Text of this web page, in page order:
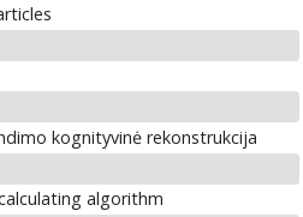
kognityvinė rekonstrukcija
algorithm